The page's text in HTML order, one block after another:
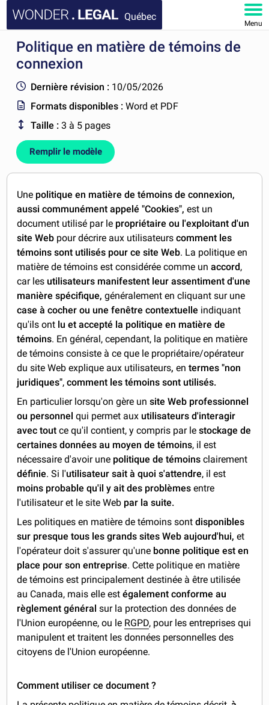
Québec
Menu
ACCUEIL
FAQ
MON COMPTE
Politique en matière de témoins de
connexion
Dernière révision : 10/05/2026
Formats disponibles :Word et PDF
Taille : 3 à 5 pages
Remplir le modèle
Une politique en matière de témoins de connexion,
aussi communément appelé "Cookies",est un
document utilisé par le propriétaire ou l'exploitant d'un
site Web pour décrire aux utilisateurscomment les
témoins sont utilisés pour ce site Web. La politique en
matière de témoins est considérée comme unaccord,
car les utilisateurs manifestent leur assentiment d'une
manière spécifique, généralement en cliquant sur une
case à cocher ou une fenêtre contextuelle indiquant
qu'ils ont lu et accepté la politique en matière de
témoins. En général, cependant, la politique en matière
de témoins consiste à ce que le propriétaire/opérateur
du site Web explique aux utilisateurs, entermes "non
juridiques",comment les témoins sont utilisés.
En particulier lorsqu'on gère unsite Web professionnel
ou personnel qui permet aux utilisateurs d'interagir
avec tout ce qu'il contient, y compris par le stockage de
certaines données au moyen de témoins, il est
nécessaire d'avoir une politique de témoins clairement
définie. Si l'utilisateur sait à quoi s'attendre, il est
moins probable qu'il y ait des problèmes entre
l'utilisateur et le site Web par la suite.
Les politiques en matière de témoins sontdisponibles
sur presque tous les grands sites Web aujourd'hui, et
l'opérateur doit s'assurer qu'une bonne politique est en
place pour son entreprise. Cette politique en matière
de témoins est principalement destinée à être utilisée
au Canada, mais elle estégalement conforme au
règlement général sur la protection des données de
l'Union européenne, ou le RGPD, pour les entreprises qui
manipulent et traitent les données personnelles des
citoyens de l'Union européenne.
Comment utiliser ce document ?